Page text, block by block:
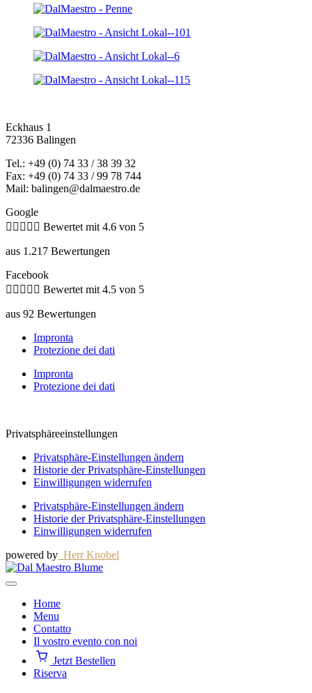
Eckhaus 1
72336 Balingen
Tel.: +49 (0) 74 33 / 38 39 32
Fax: +49 (0) 74 33 / 99 78 744
Mail: balingen@dalmaestro.de
Google
     Bewertet mit 4.6 von 5
aus 1.217 Bewertungen
Facebook
     Bewertet mit 4.5 von 5
aus 92 Bewertungen
Impronta
Protezione dei dati
Impronta
Protezione dei dati
Privatsphäreeinstellungen
Privatsphäre-Einstellungen ändern
Historie der Privatsphäre-Einstellungen
Einwilligungen widerrufen
Privatsphäre-Einstellungen ändern
Historie der Privatsphäre-Einstellungen
Einwilligungen widerrufen
powered by Herr Knobel
Home
Menu
Contatto
Il vostro evento con noi
Jetzt Bestellen
Riserva